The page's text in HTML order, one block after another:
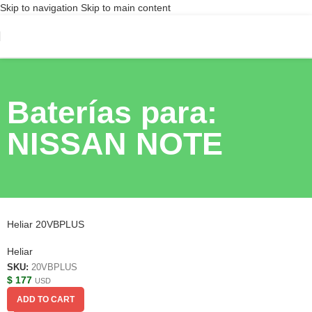
Skip to navigation Skip to main content
Baterías para:
NISSAN NOTE
Heliar 20VBPLUS
Heliar
SKU: 20VBPLUS
$ 177 USD
ADD TO CART